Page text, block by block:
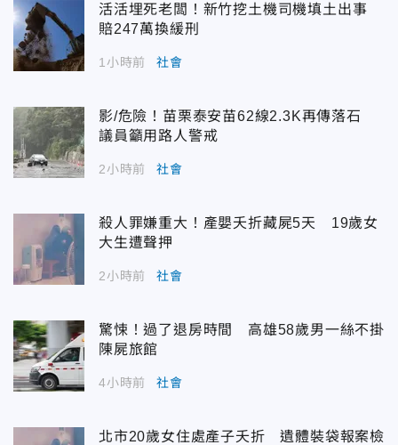
活活埋死老闆！新竹挖土機司機填土出事
賠247萬換緩刑
1小時前 社會
影/危險！苗栗泰安苗62線2.3K再傳落石
議員籲用路人警戒
2小時前 社會
殺人罪嫌重大！產嬰夭折藏屍5天 19歲女
大生遭聲押
2小時前 社會
驚悚！過了退房時間 高雄58歲男一絲不掛
陳屍旅館
4小時前 社會
北市20歲女住處產子夭折 遺體裝袋報案檢